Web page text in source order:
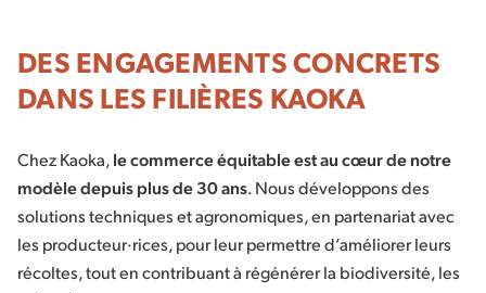
DES ENGAGEMENTS CONCRETS
DANS LES FILIÈRES KAOKA
Chez Kaoka,le commerce équitable est au cœur de notre
modèle depuis plus de 30 ans. Nous développons des
solutions techniques et agronomiques, en partenariat avec
les producteur·rices, pour leur permettre d’améliorer leurs
récoltes, tout en contribuant à régénérer la biodiversité, les